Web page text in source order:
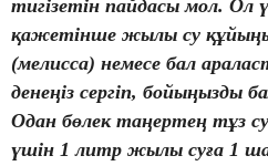
тигізетін пайдасы мол. Ол
қажетінше жылы су
(мелисса) немесе бал
денеңіз сергіп, бойыңызды
Одан бөлек таңертең тұз
үшін 1 литр жылы суға 1